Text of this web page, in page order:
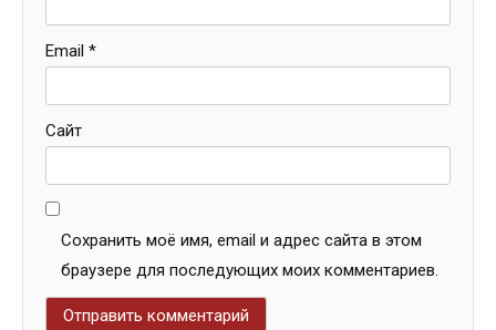
Email *
Сайт
Сохранить моё имя, email и адрес сайта в этом
браузере для последующих моих комментариев.